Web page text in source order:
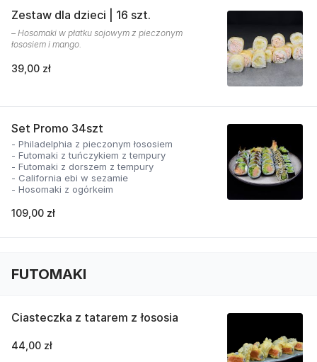
Zestaw dla dzieci | 16 szt.
– Hosomaki w płatku sojowym z pieczonym
łososiem i mango.
39,00 zł
Set Promo 34szt
- Philadelphia z pieczonym łososiem
- Futomaki z tuńczykiem z tempury
- Futomaki z dorszem z tempury
- California ebi w sezamie
- Hosomaki z ogórkeim
109,00 zł
FUTOMAKI
Ciasteczka z tatarem z łososia
44,00 zł